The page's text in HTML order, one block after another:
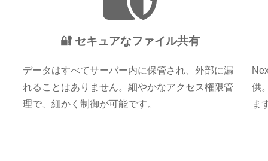
🔐 セキュアなファイル共有
データはすべてサーバー内に保管され、外部に漏
れることはありません。細やかなアクセス権限管
理で、細かく制御が可能です。
供
ま